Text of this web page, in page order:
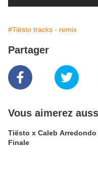
#Tiësto tracks - remix
Partager
Vous aimerez
Tiësto x Caleb Arredondo
Finale